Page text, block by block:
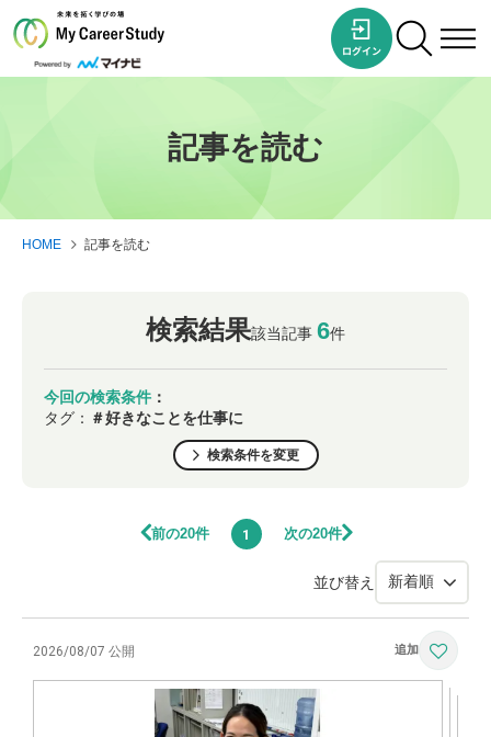
記事を読む
HOME 記事を読む
検索結果該当記事 6件
今回の検索条件 ：
タグ： ＃好きなことを仕事に
検索条件を変更
前の20件 1 次の20件
並び替え
2026/08/07 公開